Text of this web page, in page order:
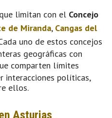
limitan con el Concejo
de Miranda, Cangas del
uno de estos concejos
geográficas con
comparten límites
interacciones políticas,
ellos.